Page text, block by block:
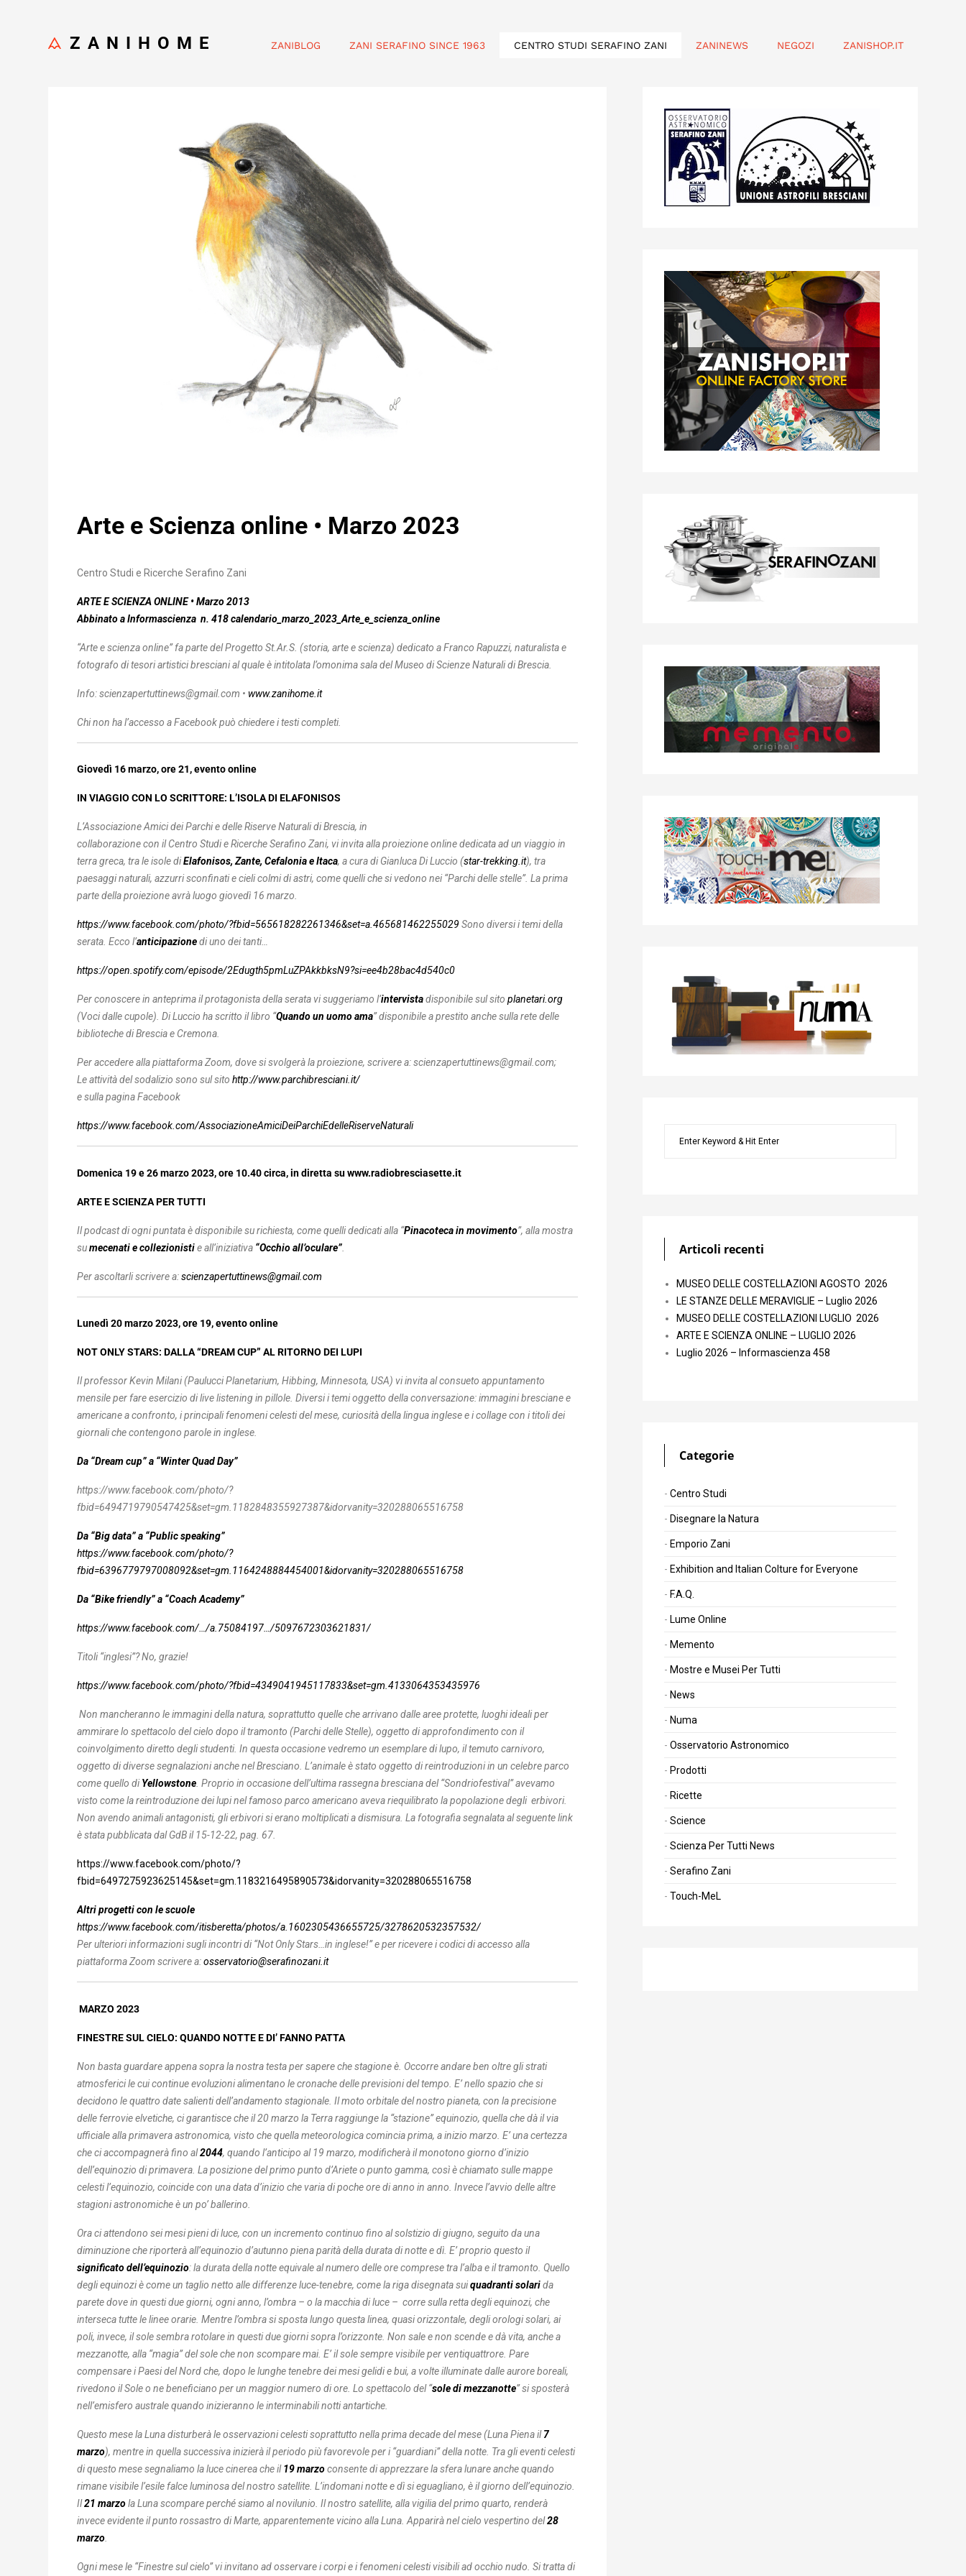
ZANIHOME ZANIBLOG ZANI SERAFINO SINCE 1963 CENTRO STUDI SERAFINO ZANI ZANINEWS NEGOZI ZANISHOP.IT
Arte e Scienza online • Marzo 2023
Centro Studi e Ricerche Serafino Zani
ARTE E SCIENZA ONLINE • Marzo2013
Abbinato a Informascienza n. 418calendario_marzo_2023_Arte_e_scienza_online
“Arte e scienza online” fa parte del Progetto St.Ar.S. (storia, arte e scienza) dedicato a Franco Rapuzzi, naturalista e
fotografo di tesori artistici bresciani al quale è intitolata l’omonima sala del Museo di Scienze Naturali di Brescia.
Info: scienzapertuttinews@gmail.com • www.zanihome.it
Chi non ha l’accesso a Facebook può chiedere i testi completi.
Giovedì 16 marzo, ore 21, evento online
IN VIAGGIO CON LO SCRITTORE: L’ISOLA DI ELAFONISOS
L’Associazione Amici dei Parchi e delle Riserve Naturali di Brescia, in
collaborazione con il Centro Studi e Ricerche Serafino Zani, vi invita alla proiezione online dedicata ad un viaggio in
terra greca, tra le isole diElafonisos, Zante, Cefalonia e Itaca, a cura di Gianluca Di Luccio (star-trekking.it), tra
paesaggi naturali, azzurri sconfinati e cieli colmi di astri, come quelli che si vedono nei “Parchi delle stelle”. La prima
parte della proiezione avrà luogo giovedì 16 marzo.
https://www.facebook.com/photo/?fbid=565618282261346&set=a.465681462255029 Sono diversi i temi della
serata. Ecco l’anticipazionedi uno dei tanti…
https://open.spotify.com/episode/2Edugth5pmLuZPAkkbksN9?si=ee4b28bac4d540c0
Per conoscere in anteprima il protagonista della serata vi suggeriamo l’intervistadisponibile sul sito planetari.org
(Voci dalle cupole). Di Luccio ha scritto il libro “Quando un uomo ama” disponibile a prestito anche sulla rete delle
biblioteche di Brescia e Cremona.
Per accedere alla piattaforma Zoom, dove si svolgerà la proiezione, scrivere a: scienzapertuttinews@gmail.com;
Le attività del sodalizio sono sul sito http://www.parchibresciani.it/
e sulla pagina Facebook
https://www.facebook.com/AssociazioneAmiciDeiParchiEdelleRiserveNaturali
Domenica 19 e 26 marzo 2023, ore 10.40 circa, in diretta su www.radiobresciasette.it
ARTE E SCIENZA PER TUTTI
Il podcast di ogni puntata è disponibile su richiesta, come quelli dedicati alla “Pinacoteca in movimento”, alla mostra
sumecenati e collezionistie all’iniziativa “Occhio all’oculare”
Per ascoltarli scrivere a:scienzapertuttinews@gmail.com
Lunedì 20 marzo 2023, ore 19, evento online
NOT ONLY STARS: DALLA “DREAM CUP” AL RITORNO DEI LUPI
Il professor Kevin Milani (Paulucci Planetarium, Hibbing, Minnesota, USA) vi invita al consueto appuntamento
mensile per fare esercizio di live listening in pillole. Diversi i temi oggetto della conversazione: immagini bresciane e
americane a confronto, i principali fenomeni celesti del mese, curiosità della lingua inglese e i collage con i titoli dei
giornali che contengono parole in inglese.
Da “Dream cup” a “Winter Quad Day”
https://www.facebook.com/photo/?
fbid=6494719790547425&set=gm.1182848355927387&idorvanity=320288065516758
Da “Big data” a “Public speaking”
https://www.facebook.com/photo/?
fbid=6396779797008092&set=gm.1164248884454001&idorvanity=320288065516758
Da “Bike friendly” a “Coach Academy”
https://www.facebook.com/…/a.75084197…/5097672303621831/
Titoli “inglesi”? No, grazie!
https://www.facebook.com/photo/?fbid=4349041945117833&set=gm.4133064353435976
Non mancheranno le immagini della natura, soprattutto quelle che arrivano dalle aree protette, luoghi ideali per
ammirare lo spettacolo del cielo dopo il tramonto (Parchi delle Stelle), oggetto di approfondimento con il
coinvolgimento diretto degli studenti. In questa occasione vedremo un esemplare di lupo, il temuto carnivoro,
oggetto di diverse segnalazioni anche nel Bresciano. L’animale è stato oggetto di reintroduzioni in un celebre parco
come quello di Yellowstone . Proprio in occasione dell’ultima rassegna bresciana del “Sondriofestival” avevamo
visto come la reintroduzione dei lupi nel famoso parco americano aveva riequilibrato la popolazione degli erbivori.
Non avendo animali antagonisti, gli erbivori si erano moltiplicati a dismisura. La fotografia segnalata al seguente link
è stata pubblicata dal GdB il 15-12-22, pag. 67.
https://www.facebook.com/photo/?
fbid=6497275923625145&set=gm.1183216495890573&idorvanity=320288065516758
Altri progetti con le scuole
https://www.facebook.com/itisberetta/photos/a.1602305436655725/3278620532357532/
Per ulteriori informazioni sugli incontri di “Not Only Stars…in inglese!” e per ricevere i codici di accesso alla
piattaforma Zoom scrivere a:osservatorio@serafinozani.it
MARZO 2023
FINESTRE SUL CIELO: QUANDO NOTTE E DI’ FANNO PATTA
Non basta guardare appena sopra la nostra testa per sapere che stagione è. Occorre andare ben oltre gli strati
atmosferici le cui continue evoluzioni alimentano le cronache delle previsioni del tempo. E’ nello spazio che si
decidono le quattro date salienti dell’andamento stagionale. Il moto orbitale del nostro pianeta, con la precisione
delle ferrovie elvetiche, ci garantisce che il 20 marzo la Terra raggiunge la “stazione” equinozio, quella che dà il via
ufficiale alla primavera astronomica, visto che quella meteorologica comincia prima, a inizio marzo. E’ una certezza
che ci accompagnerà fino al2044, quando l’anticipo al 19 marzo, modificherà il monotono giorno d’inizio
dell’equinozio di primavera. La posizione del primo punto d’Ariete o punto gamma, così è chiamato sulle mappe
celesti l’equinozio, coincide con una data d’inizio che varia di poche ore di anno in anno. Invece l’avvio delle altre
stagioni astronomiche è un po’ ballerino.
Ora ci attendono sei mesi pieni di luce, con un incremento continuo fino al solstizio di giugno, seguito da una
diminuzione che riporterà all’equinozio d’autunno piena parità della durata di notte e dì. E’ proprio questo il
significato dell’equinozio: la durata della notte equivale al numero delle ore comprese tra l’alba e il tramonto. Quello
degli equinozi è come un taglio netto alle differenze luce-tenebre, come la riga disegnata suiquadranti solarida
parete dove in questi due giorni, ogni anno, l’ombra – o la macchia di luce – corre sulla retta degli equinozi, che
interseca tutte le linee orarie. Mentre l’ombra si sposta lungo questa linea, quasi orizzontale, degli orologi solari, ai
poli, invece, il sole sembra rotolare in questi due giorni sopra l’orizzonte. Non sale e non scende e dà vita, anche a
mezzanotte, alla “magia” del sole che non scompare mai. E’ il sole sempre visibile per ventiquattrore. Pare
compensare i Paesi del Nord che, dopo le lunghe tenebre dei mesi gelidi e bui, a volte illuminate dalle aurore boreali,
rivedono il Sole o ne beneficiano per un maggior numero di ore. Lo spettacolo del “sole di mezzanotte” si sposterà
nell’emisfero australe quando inizieranno le interminabili notti antartiche.
Questo mese la Luna disturberà le osservazioni celesti soprattutto nella prima decade del mese (Luna Piena il7
marzo), mentre in quella successiva inizierà il periodo più favorevole per i “guardiani” della notte. Tra gli eventi celesti
di questo mese segnaliamo la luce cinerea che il19 marzoconsente di apprezzare la sfera lunare anche quando
rimane visibile l’esile falce luminosa del nostro satellite. L’indomani notte e dì si eguagliano, è il giorno dell’equinozio.
Il21 marzola Luna scompare perché siamo al novilunio. Il nostro satellite, alla vigilia del primo quarto, renderà
invece evidente il punto rossastro di Marte, apparentemente vicino alla Luna. Apparirà nel cielo vespertino del28
marzo
Ogni mese le “Finestre sul cielo” vi invitano ad osservare i corpi e i fenomeni celesti visibili ad occhio nudo. Si tratta di
Articoli recenti
MUSEO DELLE COSTELLAZIONI AGOSTO 2026
LE STANZE DELLE MERAVIGLIE – Luglio 2026
MUSEO DELLE COSTELLAZIONI LUGLIO 2026
ARTE E SCIENZA ONLINE – LUGLIO 2026
Luglio 2026 – Informascienza 458
Categorie
Centro Studi
Disegnare la Natura
Emporio Zani
Exhibition and Italian Colture for Everyone
F.A.Q.
Lume Online
Memento
Mostre e Musei Per Tutti
News
Numa
Osservatorio Astronomico
Prodotti
Ricette
Science
Scienza Per Tutti News
Serafino Zani
Touch-MeL